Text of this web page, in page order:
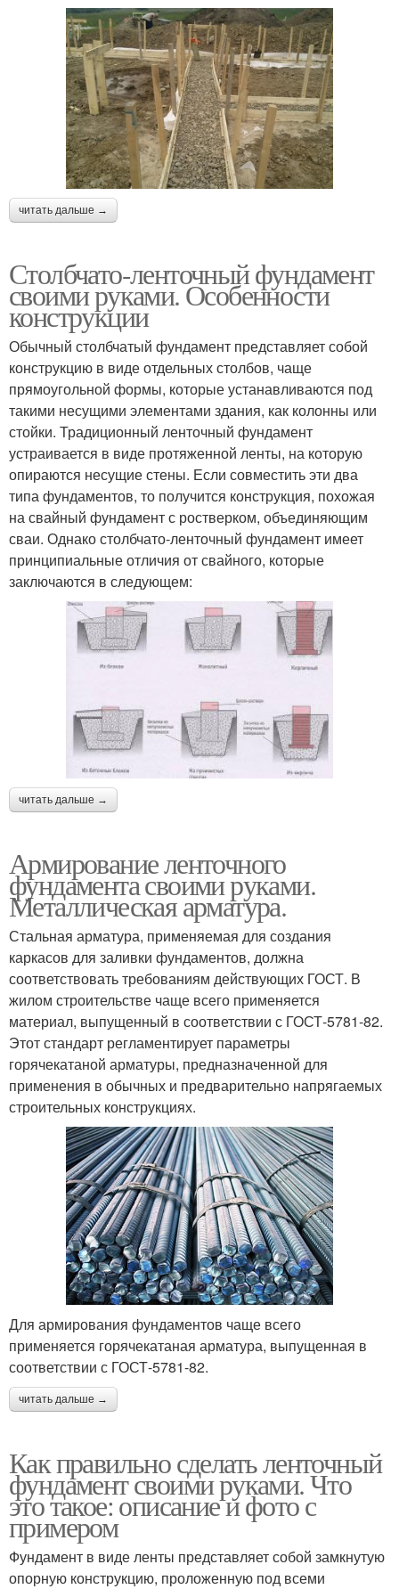
читать дальше →
Столбчато-ленточный фундамент
своими руками. Особенности
конструкции
Обычный столбчатый фундамент представляет собой
конструкцию в виде отдельных столбов, чаще
прямоугольной формы, которые устанавливаются под
такими несущими элементами здания, как колонны или
стойки. Традиционный ленточный фундамент
устраивается в виде протяженной ленты, на которую
опираются несущие стены. Если совместить эти два
типа фундаментов, то получится конструкция, похожая
на свайный фундамент с ростверком, объединяющим
сваи. Однако столбчато-ленточный фундамент имеет
принципиальные отличия от свайного, которые
заключаются в следующем:
читать дальше →
Армирование ленточного
фундамента своими руками.
Металлическая арматура.
Стальная арматура, применяемая для создания
каркасов для заливки фундаментов, должна
соответствовать требованиям действующих ГОСТ. В
жилом строительстве чаще всего применяется
материал, выпущенный в соответствии с ГОСТ-5781-82.
Этот стандарт регламентирует параметры
горячекатаной арматуры, предназначенной для
применения в обычных и предварительно напрягаемых
строительных конструкциях.
Для армирования фундаментов чаще всего
применяется горячекатаная арматура, выпущенная в
соответствии с ГОСТ-5781-82.
читать дальше →
Как правильно сделать ленточный
фундамент своими руками. Что
это такое: описание и фото с
примером
Фундамент в виде ленты представляет собой замкнутую
опорную конструкцию, проложенную под всеми